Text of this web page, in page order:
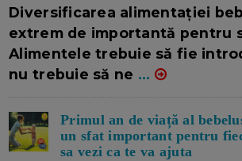
Diversificarea alimentației
extrem de importantă pentru
Alimentele trebuie să fie
nu trebuie să ne ...
Primul an de viață al
un sfat important pentru
sa vezi ca te va ajuta